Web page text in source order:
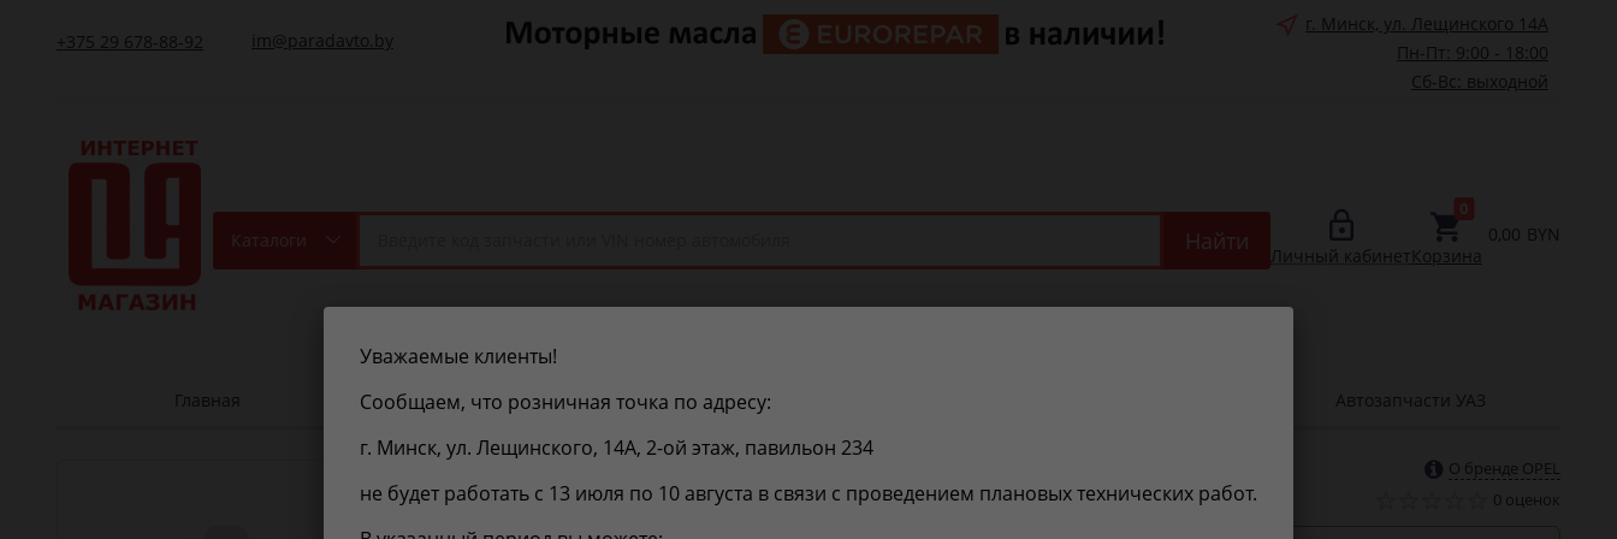
+375 29 678-88-92 im@paradavto.by
г. Минск, ул. Лещинского 14А
Пн-Пт: 9:00 - 18:00
Сб-Вс: выходной
Каталоги Найти
Личный кабинет Корзина
0
0,00 BYN
Главная Контакты Покупателям Автозапчасти УАЗ
О бренде OPEL
0 оценок
Крышка маслозаливной горловины / OPEL Antara 2,2 DM
Уважаемые клиенты!
Сообщаем, что розничная точка по адресу:
г. Минск, ул. Лещинского, 14А, 2-ой этаж, павильон 234
не будет работать с 13 июля по 10 августа в связи с проведением плановых технических работ.